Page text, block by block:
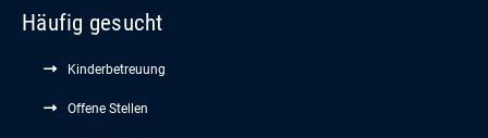
Häufig gesucht
Kinderbetreuung
Offene Stellen